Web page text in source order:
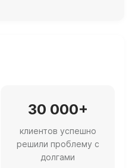
30 000+
клиентов успешно
решили проблему с
долгами